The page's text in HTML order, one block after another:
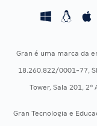
Concursos Fiscais
Residência
Gran é uma marca da
18.260.822/0001-77,
Tower, Sala 201, 2º
Gran Tecnologia e